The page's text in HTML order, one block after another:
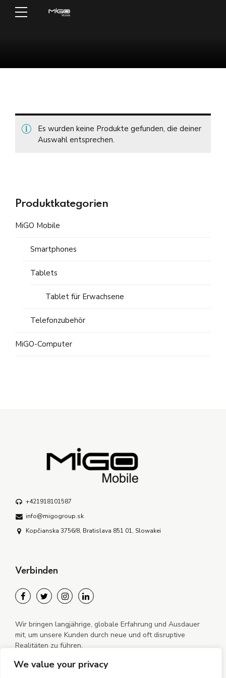
We value your privacy
Es wurden keine Produkte gefunden, die deiner
Auswahl entsprechen.
Produktkategorien
MiGO Mobile
Smartphones
Tablets
Tablet für Erwachsene
Telefonzubehör
MiGO-Computer
+421918101587
info@migogroup.sk
Kopčianska 3756/8, Bratislava 851 01, Slowakei
Verbinden
Wir bringen langjährige, globale Erfahrung und Ausdauer
mit, um unsere Kunden durch neue und oft disruptive
Realitäten zu führen.